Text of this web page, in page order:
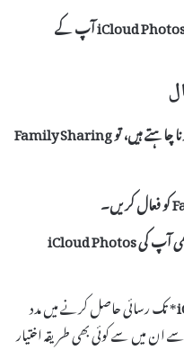
iCloudآپ کے
ہیں، توFamily Sharing
کو فعال کریں۔
آپ کیiCloud Photos
* تک رسائی حاصل کرنے میں مدد
میں سے کوئی بھی طریقہ اختیار